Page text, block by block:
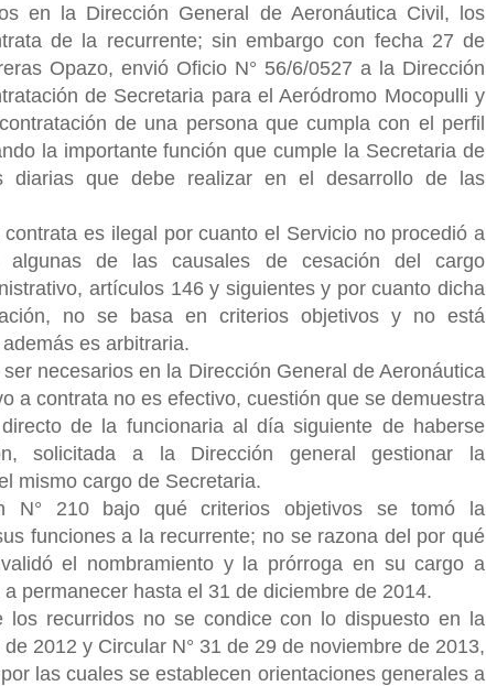
en la Dirección General de Aeronáutica Civil, los
de la recurrente; sin embargo con fecha 27 de
Opazo, envió Oficio N° 56/6/0527 a la Dirección
de Secretaria para el Aeródromo Mocopulli y
de una persona que cumpla con el perfil
la importante función que cumple la Secretaria de
diarias que debe realizar en el desarrollo de las
es ilegal por cuanto el Servicio no procedió a
de las causales de cesación del cargo
artículos 146 y siguientes y por cuanto dicha
no se basa en criterios objetivos y no está
es arbitraria.
necesarios en la Dirección General de Aeronáutica
a contrata no es efectivo, cuestión que se demuestra
de la funcionaria al día siguiente de haberse
solicitada a la Dirección general gestionar la
mismo cargo de Secretaria.
N° 210 bajo qué criterios objetivos se tomó la
funciones a la recurrente; no se razona del por qué
el nombramiento y la prórroga en su cargo a
permanecer hasta el 31 de diciembre de 2014.
recurridos no se condice con lo dispuesto en la
2012 y Circular N° 31 de 29 de noviembre de 2013,
las cuales se establecen orientaciones generales a